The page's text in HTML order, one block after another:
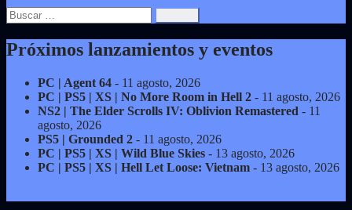
Buscar:
Próximos lanzamientos y eventos
PC | Agent 64 - 11 agosto, 2026
PC | PS5 | XS | No More Room in Hell 2 - 11 agosto, 2026
NS2 | The Elder Scrolls IV: Oblivion Remastered - 11
agosto, 2026
PS5 | Grounded 2 - 11 agosto, 2026
PC | PS5 | XS | Wild Blue Skies - 13 agosto, 2026
PC | PS5 | XS | Hell Let Loose: Vietnam - 13 agosto, 2026